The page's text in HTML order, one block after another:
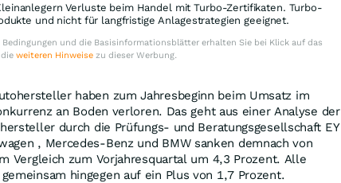
Verluste beim Handel mit Turbo-Zertifikaten. Turbo-
und nicht für langfristige Anlagestrategien geeignet.
und die Basisinformationsblätter erhalten Sie bei Klick auf das
weiteren Hinweisezu dieser Werbung.
haben zum Jahresbeginn beim Umsatz im
an Boden verloren. Das geht aus einer Analyse der
durch die Prüfungs- und Beratungsgesellschaft EY
, Mercedes-Benz und BMW sanken demnach von
Vergleich zum Vorjahresquartal um 4,3 Prozent. Alle
hingegen auf ein Plus von 1,7 Prozent.